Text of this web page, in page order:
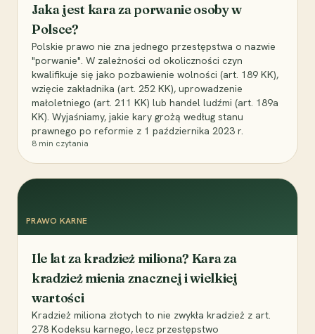
Jaka jest kara za porwanie osoby w
Polsce?
Polskie prawo nie zna jednego przestępstwa o nazwie
"porwanie". W zależności od okoliczności czyn
kwalifikuje się jako pozbawienie wolności (art. 189 KK),
wzięcie zakładnika (art. 252 KK), uprowadzenie
małoletniego (art. 211 KK) lub handel ludźmi (art. 189a
KK). Wyjaśniamy, jakie kary grożą według stanu
prawnego po reformie z 1 października 2023 r.
8 min czytania
PRAWO KARNE
Ile lat za kradzież miliona? Kara za
kradzież mienia znacznej i wielkiej
wartości
Kradzież miliona złotych to nie zwykła kradzież z art.
278 Kodeksu karnego, lecz przestępstwo